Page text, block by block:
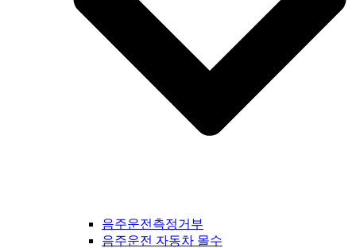
음주운전측정거부
음주운전 자동차 몰수